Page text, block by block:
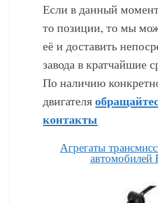
Если в данный
то позиции, то мы
её и доставить
завода в кратчайшие
По наличию
двигателя
контакты
Агрегаты